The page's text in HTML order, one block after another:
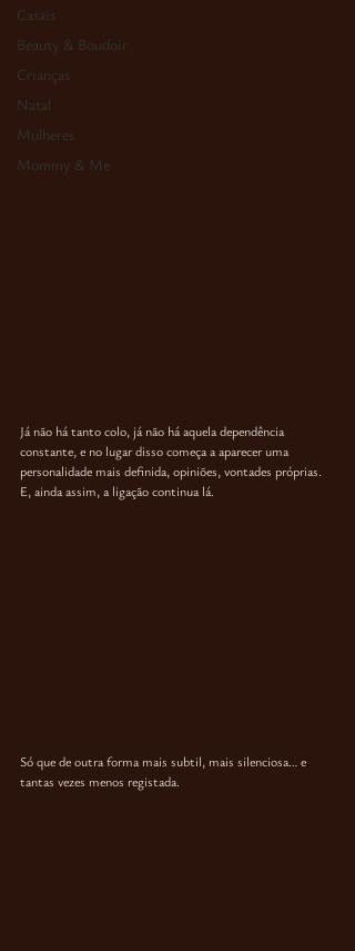
Casais
Beauty & Boudoir
Crianças
Natal
Mulheres
Mommy & Me
Já não há tanto colo, já não há aquela dependência
constante, e no lugar disso começa a aparecer uma
personalidade mais definida, opiniões, vontades próprias.
E, ainda assim, a ligação continua lá
Só que de outra forma mais subtil, mais silenciosa… e
tantas vezes menos registada.